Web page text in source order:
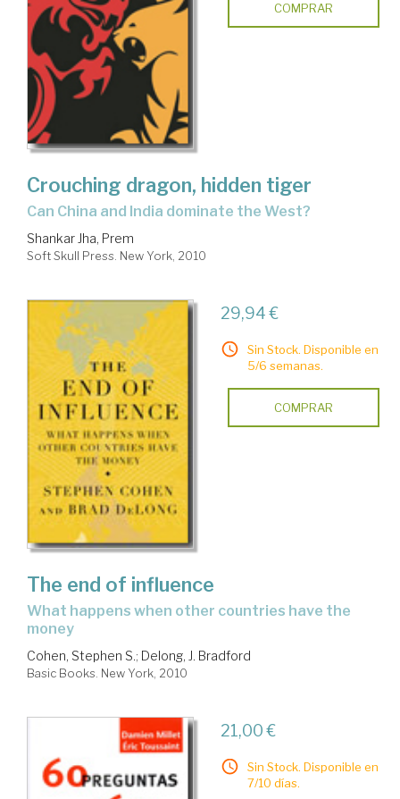
COMPRAR
Crouching dragon, hidden tiger
can China and India dominate the West?
Shankar Jha, Prem
Soft Skull Press. New York, 2010
29,94 €
Sin Stock. Disponible en
5/6 semanas.
COMPRAR
The end of influence
what happens when other countries have the
money
Cohen, Stephen S.; Delong, J. Bradford
Basic Books. New York, 2010
21,00 €
Sin Stock. Disponible en
7/10 días.